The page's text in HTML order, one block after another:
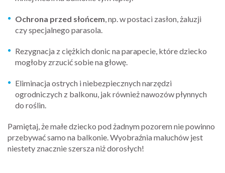
Ochrona przed słońcem, np. w postaci zasłon, żaluzji
czy specjalnego parasola.
Rezygnacja z ciężkich donic na parapecie, które dziecko
mogłoby zrzucić sobie na głowę.
Eliminacja ostrych i niebezpiecznych narzędzi
ogrodniczych z balkonu, jak również nawozów płynnych
do roślin.
Pamiętaj, że małe dziecko pod żadnym pozorem nie powinno
przebywać samo na balkonie. Wyobraźnia maluchów jest
niestety znacznie szersza niż dorosłych!